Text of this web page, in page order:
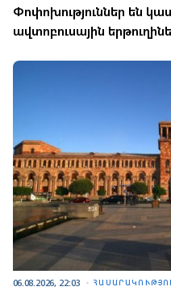
Փոփոխություններ են
ավտոբուսային
06.08.2026, 22:03